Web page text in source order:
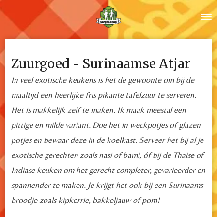
direct
naar
de
hoofdinhoud
Zuurgoed - Surinaamse Atjar
In veel exotische keukens is het de gewoonte om bij de
maaltijd een heerlijke fris pikante tafelzuur te serveren.
Het is makkelijk zelf te maken. Ik maak meestal een
pittige en milde variant. Doe het in weckpotjes of glazen
potjes en bewaar deze in de koelkast. Serveer het bij al je
exotische gerechten zoals nasi of bami, óf bij de Thaise of
Indiase keuken om het gerecht completer, gevarieerder en
spannender te maken. Je krijgt het ook bij een Surinaams
broodje zoals kipkerrie, bakkeljauw of pom!